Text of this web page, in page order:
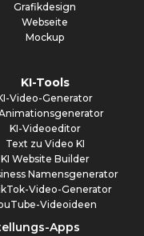
Grafikdesign
Webseite
Mockup
KI-Tools
Video-Generator
KI-Videoeditor
Text zu Video KI
KI Website Builder
Namensgenerator
Video-Generator
Videoideen
Apps